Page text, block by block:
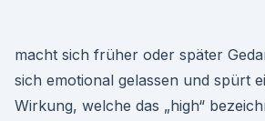
macht sich früher oder später
sich emotional gelassen und spürt
Wirkung, welche das „high“